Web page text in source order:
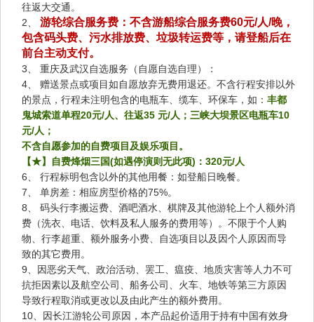
往返大交通。
2、 游轮综合服务费：不含游船综合服务费60元/人/晚，
包含码头费、污水排放费、垃圾转运费等，请登船后在
前台主动支付。
3、 重庆及武汉自选服务（自愿自选自理）：
4、 赠送景点或项目如自愿放弃无费用退还。不含行程安排以外
的景点，行程未注明包含的电瓶车、缆车、环保车，如： 丰都
鬼城索道单程20元/人、往返35 元/人；三峡大坝景区电瓶车10
元/人；
不含自愿参加的自费项目及娱乐项目。
【★】自费烽烟三国(如遇停演则无此项)：320元/人
6、 行程标明包含以外的其他用餐：如登船日晚餐。
7、 单房差：相应房型价格的75%。
8、 码头行李搬运费、酒吧酒水、棋牌及其他游轮上个人额外消
费（洗衣、电话、饮料及私人服务的费用等）。不限于个人购
物、行李超重、额外服务小费、自选项目以及因个人原因而导
致的其它费用。
9、因恶劣天气、政治活动、罢工、瘟疫、地质灾害等人力不可
抗拒因素以及航空公司、船务公司、火车、地铁等第三方原因
导致行程取消或更改以及由此产生的额外费用。
10、因长江游轮公司原因，本产品起价适用于持有中国有效身